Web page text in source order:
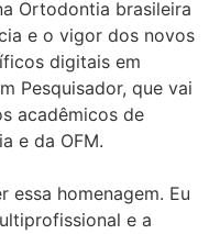
Ortodontia brasileira
e o vigor dos novos
digitais em
Pesquisador, que vai
acadêmicos de
e da OFM.
essa homenagem. Eu
e a